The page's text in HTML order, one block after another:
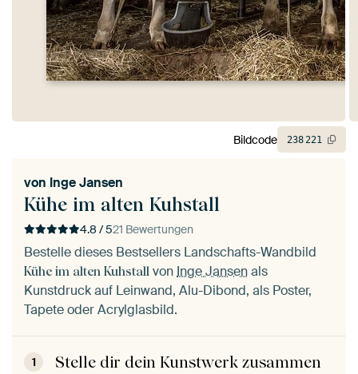
Kühe im alten Kuhstall
von Inge Jansen
4.8 / 521 Bewertungen
Bestelle dieses Bestsellers Landschafts-Wandbild
Kühe im alten Kuhstall vonInge Jansenals
Kunstdruck auf Leinwand, Alu-Dibond, als Poster,
Tapete oder Acrylglasbild.
1 Stelle dir dein Kunstwerk zusammen
Bildcode 238221